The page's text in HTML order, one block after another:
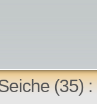
(35)